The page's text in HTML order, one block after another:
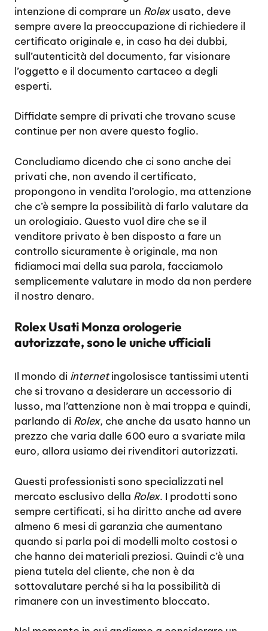
intenzione di comprare un Rolexusato, deve
sempre avere la preoccupazione di richiedere il
certificato originale e, in caso ha dei dubbi,
sull’autenticità del documento, far visionare
l’oggetto e il documento cartaceo a degli
esperti.
Diffidate sempre di privati che trovano scuse
continue per non avere questo foglio.
Concludiamo dicendo che ci sono anche dei
privati che, non avendo il certificato,
propongono in vendita l’orologio, ma attenzione
che c’è sempre la possibilità di farlo valutare da
un orologiaio. Questo vuol dire che se il
venditore privato è ben disposto a fare un
controllo sicuramente è originale, ma non
fidiamoci mai della sua parola, facciamolo
semplicemente valutare in modo da non perdere
il nostro denaro.
Rolex Usati Monza orologerie
autorizzate, sono le uniche ufficiali
Il mondo di internetingolosisce tantissimi utenti
che si trovano a desiderare un accessorio di
lusso, ma l’attenzione non è mai troppa e quindi,
parlando di Rolex, che anche da usato hanno un
prezzo che varia dalle 600 euro a svariate mila
euro, allora usiamo dei rivenditori autorizzati.
Questi professionisti sono specializzati nel
mercato esclusivo della Rolex. I prodotti sono
sempre certificati, si ha diritto anche ad avere
almeno 6 mesi di garanzia che aumentano
quando si parla poi di modelli molto costosi o
che hanno dei materiali preziosi. Quindi c’è una
piena tutela del cliente, che non è da
sottovalutare perché si ha la possibilità di
rimanere con un investimento bloccato.